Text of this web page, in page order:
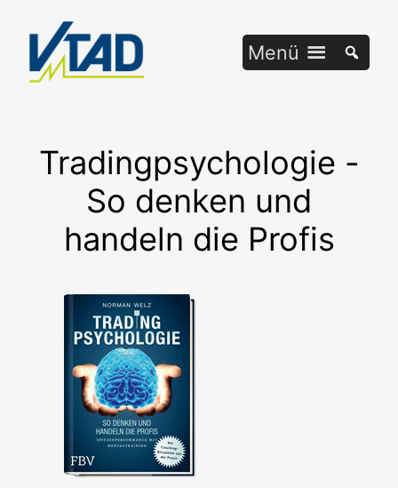
springen
Menü
Tradingpsychologie -
So denken und
handeln die Profis